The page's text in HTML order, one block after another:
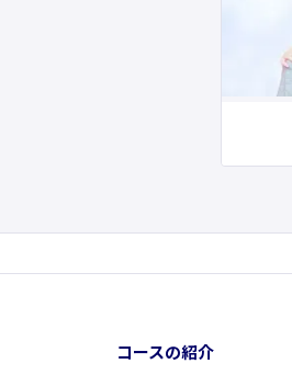
コースの紹介